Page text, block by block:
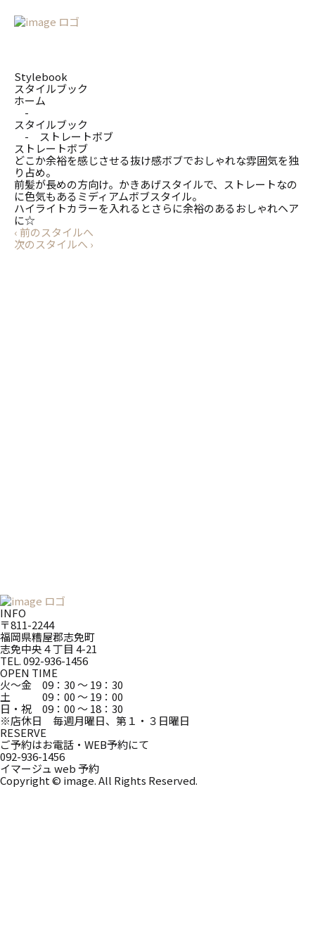
Stylebook
スタイルブック
ホーム
-
スタイルブック
- ストレートボブ
ストレートボブ
どこか余裕を感じさせる抜け感ボブでおしゃれな雰囲気を独
り占め。
前髪が長めの方向け。かきあげスタイルで、ストレートなの
に色気もあるミディアムボブスタイル。
ハイライトカラーを入れるとさらに余裕のあるおしゃれヘア
に☆
‹前のスタイルへ
次のスタイルへ ›
INFO
〒811-2244
福岡県糟屋郡志免町
志免中央４丁目 4-21
TEL. 092-936-1456
OPEN TIME
火～金 09：30 ～ 19：30
土 09：00 ～ 19：00
日・祝 09：00 ～ 18：30
※店休日 毎週月曜日、第１・３日曜日
RESERVE
ご予約はお電話・WEB予約にて
092-936-1456
イマージュ web 予約
Copyright © image. All Rights Reserved.